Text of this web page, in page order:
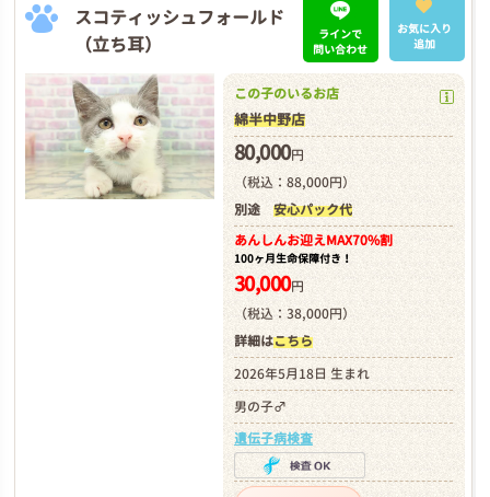
スコティッシュフォールド
（立ち耳）
ラインで
問い合わせ
お気に入り
追加
この子のいるお店
綿半中野店
80,000円
（税込：88,000円）
別途 安心パック代
あんしんお迎えMAX70%割
100ヶ月生命保障付き！
30,000円
（税込：38,000円）
詳細はこちら
2026年5月18日 生まれ
男の子♂
遺伝子病検査